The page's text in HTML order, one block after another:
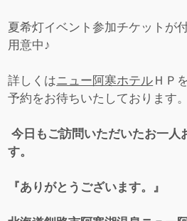
夏希灯イベント参加チケットが
用意中♪
詳しくはニュー阿寒ホテル ＨＰ
予約をお待ちいたしております。
今日もご訪問いただいたお一人
す。
『ありがとうございます。』